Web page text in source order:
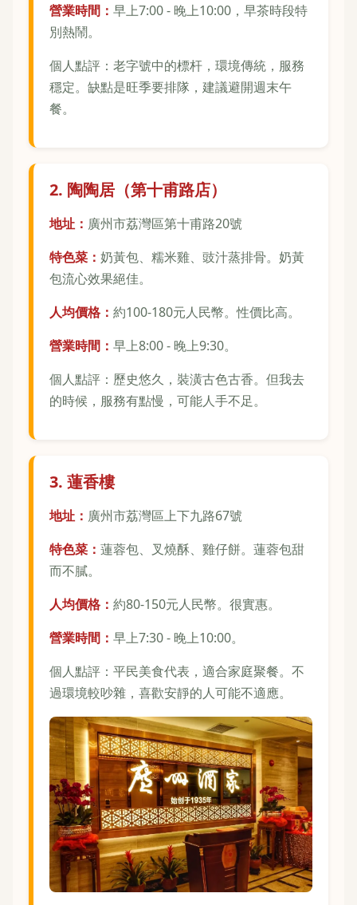
營業時間： 早上7:00 - 晚上10:00，早茶時段特
別熱鬧。
個人點評：老字號中的標杆，環境傳統，服務
穩定。缺點是旺季要排隊，建議避開週末午
餐。
2. 陶陶居（第十甫路店）
地址： 廣州市荔灣區第十甫路20號
特色菜： 奶黃包、糯米雞、豉汁蒸排骨。奶黃
包流心效果絕佳。
人均價格： 約100-180元人民幣。性價比高。
營業時間： 早上8:00 - 晚上9:30。
個人點評：歷史悠久，裝潢古色古香。但我去
的時候，服務有點慢，可能人手不足。
3. 蓮香樓
地址： 廣州市荔灣區上下九路67號
特色菜： 蓮蓉包、叉燒酥、雞仔餅。蓮蓉包甜
而不膩。
人均價格： 約80-150元人民幣。很實惠。
營業時間： 早上7:30 - 晚上10:00。
個人點評：平民美食代表，適合家庭聚餐。不
過環境較吵雜，喜歡安靜的人可能不適應。